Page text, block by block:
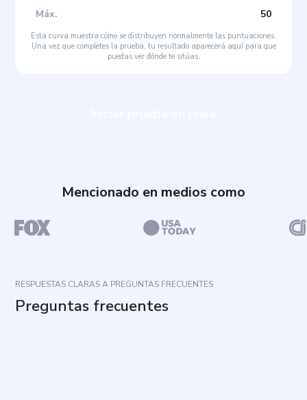
Máx. 50
Esta curva muestra cómo se distribuyen normalmente las puntuaciones.
Una vez que completes la prueba, tu resultado aparecerá aquí para que
puedas ver dónde te sitúas.
Mencionado en medios como
RESPUESTAS CLARAS A PREGUNTAS FRECUENTES
Preguntas frecuentes